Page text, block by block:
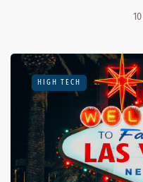
HIGH TECH